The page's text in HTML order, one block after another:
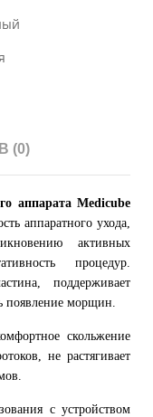
(0)
аппарата Medicube
аппаратного ухода,
активных
процедур.
поддерживает
появление морщин.
скольжение
не растягивает
с устройством